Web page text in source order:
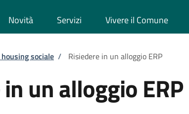
Novità Servizi Vivere il Comune
pane
sociale / Risiedere in un alloggio ERP
un alloggio ERP